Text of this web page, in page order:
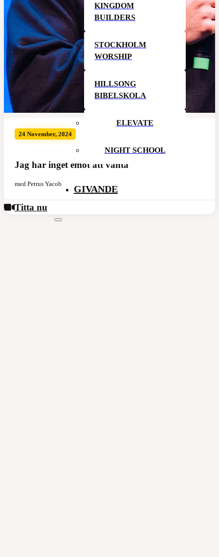
KINGDOM
BUILDERS
STOCKHOLM
WORSHIP
HILLSONG
BIBELSKOLA
ELEVATE
NIGHT SCHOOL
GIVANDE
24 November, 2024
Jag har inget emot att vänta
med Petrus Yacob
Titta nu